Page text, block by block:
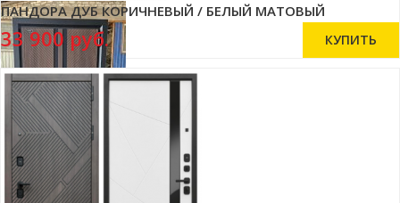
ПАНДОРА ДУБ КОРИЧНЕВЫЙ / БЕЛЫЙ МАТОВЫЙ
33 900 руб.